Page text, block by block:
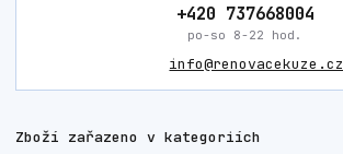
+420 737668004
po-so 8-22 hod.
info@renovacekuze.cz
Zboží zařazeno v kategoriích